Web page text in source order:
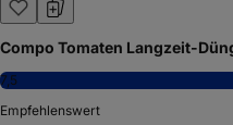
Compo Tomaten Langzeit-
7,5
Empfehlenswert